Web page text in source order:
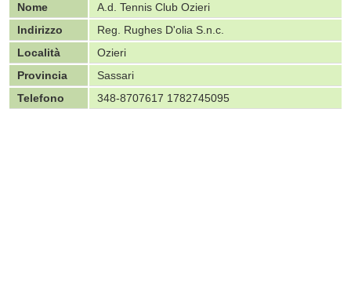
Nome
A.d. Tennis Club Ozieri
Indirizzo
Reg. Rughes D'olia S.n.c.
Località
Ozieri
Provincia
Sassari
Telefono
348-8707617 1782745095